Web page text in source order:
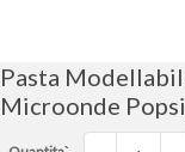
galleria
di
immagini
Pasta
Microonde